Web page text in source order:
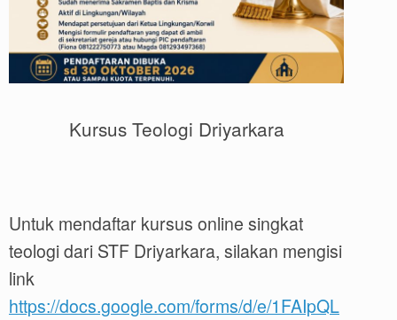
Kursus Teologi Driyarkara
Untuk mendaftar kursus online singkat
teologi dari STF Driyarkara, silakan mengisi
link
https://docs.google.com/forms/d/e/1FAIpQL